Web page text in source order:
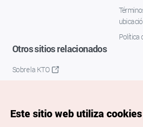
Política
Otros sitios relacionados
Sobre la KTO
Este sitio web utiliza cookies